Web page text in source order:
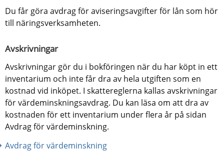
Du får göra avdrag för aviseringsavgifter för lån som hör
till näringsverksamheten.
Avskrivningar
Avskrivningar gör du i bokföringen när du har köpt in ett
inventarium och inte får dra av hela utgiften som en
kostnad vid inköpet. I skattereglerna kallas avskrivningar
för värdeminskningsavdrag. Du kan läsa om att dra av
kostnaden för ett inventarium under flera år på sidan
Avdrag för värdeminskning.
Avdrag för värdeminskning